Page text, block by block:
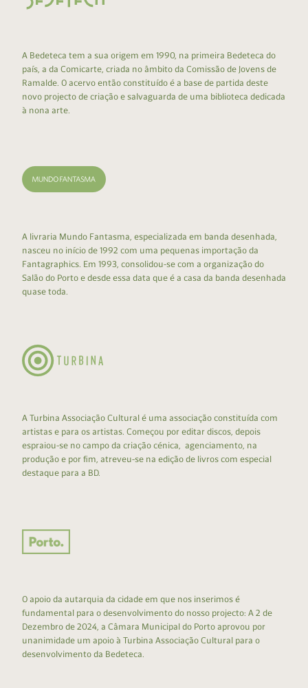
A Bedeteca tem a sua origem em 1990, na primeira Bedeteca do
país, a da Comicarte, criada no âmbito da Comissão de Jovens de
Ramalde. O acervo então constituído é a base de partida deste
novo projecto de criação e salvaguarda de uma biblioteca dedicada
à nona arte.
A livraria Mundo Fantasma, especializada em banda desenhada,
nasceu no início de 1992 com uma pequenas importação da
Fantagraphics. Em 1993, consolidou-se com a organização do
Salão do Porto e desde essa data que é a casa da banda desenhada
quase toda.
A Turbina Associação Cultural é uma associação constituída com
artistas e para os artistas. Começou por editar discos, depois
espraiou-se no campo da criação cénica, agenciamento, na
produção e por fim, atreveu-se na edição de livros com especial
destaque para a BD.
O apoio da autarquia da cidade em que nos inserimos é
fundamental para o desenvolvimento do nosso projecto: A 2 de
Dezembro de 2024, a Câmara Municipal do Porto aprovou por
unanimidade um apoio à Turbina Associação Cultural para o
desenvolvimento da Bedeteca.